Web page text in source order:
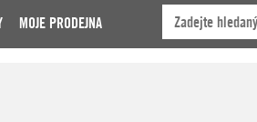
MOJE PRODEJNA